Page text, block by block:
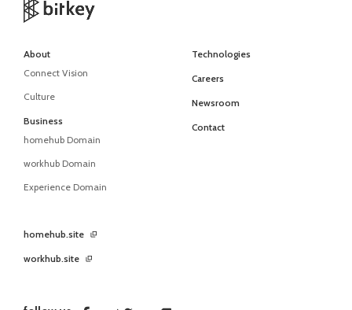
About
Connect Vision
Culture
Business
homehub Domain
workhub Domain
Experience Domain
Technologies
Careers
Newsroom
Contact
homehub.site
workhub.site